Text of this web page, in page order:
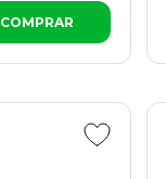
COMPRAR